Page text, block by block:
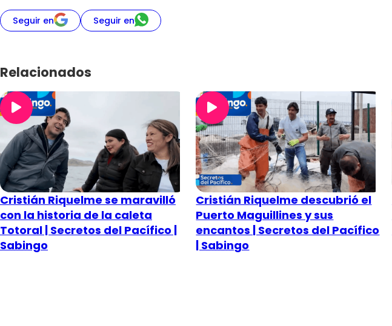
Seguir en Seguir en
Relacionados
Cristián Riquelme se maravilló
con la historia de la caleta
Totoral | Secretos del Pacífico |
Sabingo
Cristián Riquelme descubrió el
Puerto Maguillines y sus
encantos | Secretos del Pacífico
| Sabingo